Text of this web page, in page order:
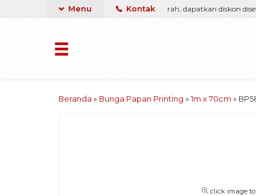
kami pasti berikan yang terbaik & termurah, dapatkan diskon
Menu Kontak
Beranda » Bunga Papan Printing » 1m x 70cm »
click image